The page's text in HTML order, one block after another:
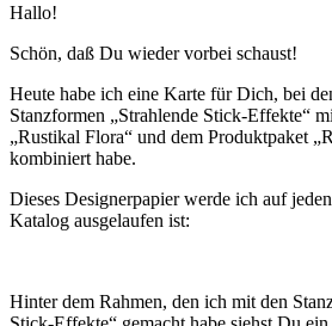
Hallo!
Schön, daß Du wieder vorbei schaust!
Heute habe ich eine Karte für Dich, bei
Stanzformen „Strahlende Stick-Effekte“
„Rustikal Flora“ und dem Produktpaket
kombiniert habe.
Dieses Designerpapier werde ich auf
Katalog ausgelaufen ist:
Hinter dem Rahmen, den ich mit den